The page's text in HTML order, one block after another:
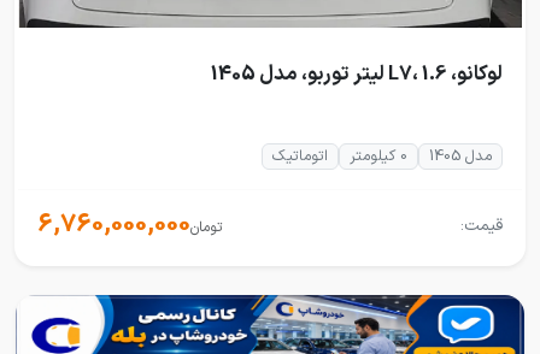
لوکانو، L7، 1.6 لیتر توربو، مدل 1405
مدل 1405 0 کیلومتر اتوماتیک
قیمت: 6,760,000,000تومان